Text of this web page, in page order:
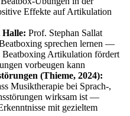
Effekte auf Artikulation
Prof. Stephan Sallat
sprechen lernen —
Beatboxing Artikulation fördert
vorbeugen kann
(Thieme, 2024):
Musiktherapie bei Sprach-,
wirksam ist —
mit gezieltem